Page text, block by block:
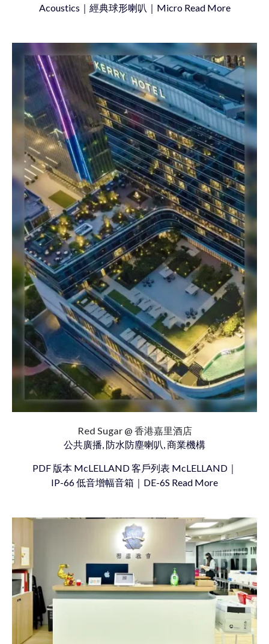
Acoustics｜經典球形喇叭｜Micro Read More
Red Sugar @ 香港嘉里酒店
公共廣播, 防水防塵喇叭, 商業機構
PDF 版本 McLELLAND 客戶列表 McLELLAND｜
IP-66 低音增幅音箱｜DE-6S Read More